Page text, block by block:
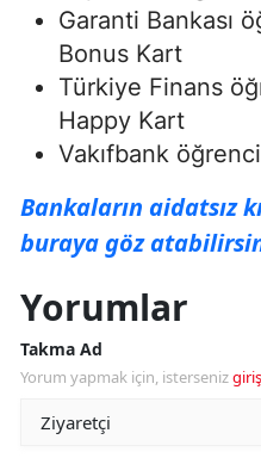
Garanti Bankası
Bonus Kart
Türkiye Finans
Happy Kart
Vakıfbank
Bankaların aidatsız
buraya göz
Yorumlar
Takma Ad
Yorum yapmak için, isterseniz